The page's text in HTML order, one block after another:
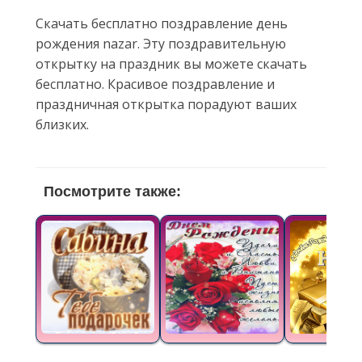
Скачать бесплатно поздравление день
рождения nazar. Эту поздравительную
открытку на праздник вы можете скачать
бесплатно. Красивое поздравление и
праздничная открытка порадуют ваших
близких.
Посмотрите также: